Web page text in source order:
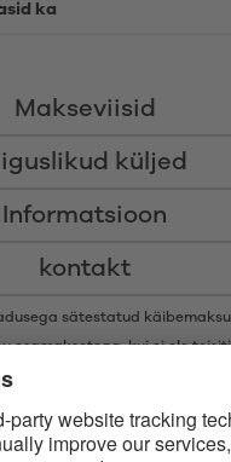
ka
Makseviisid
küljed
Informatsioon
kontakt
sätestatud
osamaksetega, kui ei ole
ja logod on ettevõtte
litsentsi alusel.